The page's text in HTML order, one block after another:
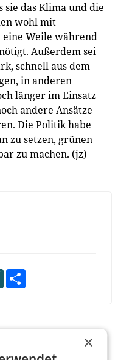
sie das Klima und die
wohl mit
Weile während
Außerdem sei
schnell aus dem
in anderen
länger im Einsatz
andere Ansätze
Die Politik habe
zu setzen, grünen
zu machen. (jz)
XING
×